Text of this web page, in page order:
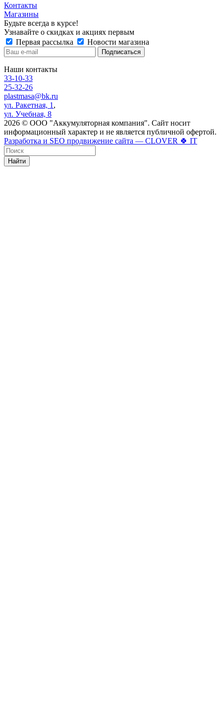
Контакты
Магазины
Будьте всегда в курсе!
Узнавайте о скидках и акциях первым
Первая рассылка
Новости магазина
Наши контакты
33-10-33
25-32-26
plastmasa@bk.ru
ул. Ракетная, 1 ,
ул. Учебная, 8
2026 © ООО "Аккумуляторная компания". Сайт носит
информационный характер и не является публичной офертой.
Разработка и SEO продвижение сайта — CLOVER 🍀 IT
Найти